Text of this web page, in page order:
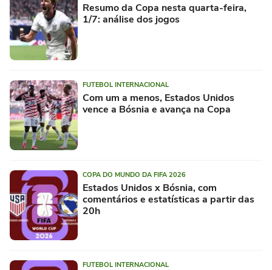
Resumo da Copa nesta quarta-feira,
1/7: análise dos jogos
FUTEBOL INTERNACIONAL
Com um a menos, Estados Unidos
vence a Bósnia e avança na Copa
COPA DO MUNDO DA FIFA 2026
Estados Unidos x Bósnia, com
comentários e estatísticas a partir das
20h
FUTEBOL INTERNACIONAL